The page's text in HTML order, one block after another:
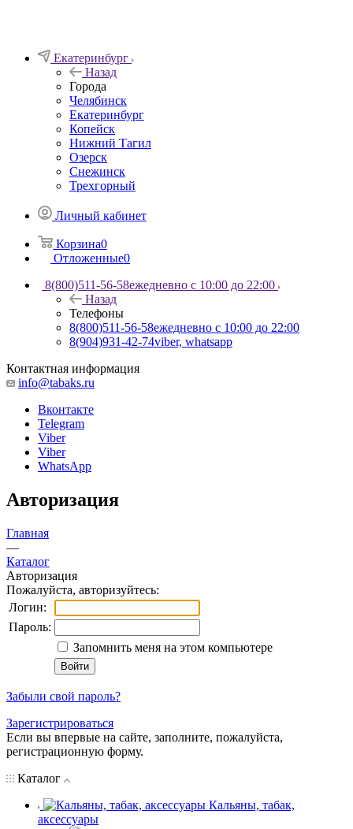
Екатеринбург
Назад
Города
Челябинск
Екатеринбург
Копейск
Нижний Тагил
Озерск
Снежинск
Трехгорный
Личный кабинет
Корзина0
Отложенные0
8(800)511-56-58ежедневно с 10:00 до 22:00
Назад
Телефоны
8(800)511-56-58ежедневно с 10:00 до 22:00
8(904)931-42-74viber, whatsapp
Контактная информация
info@tabaks.ru
Вконтакте
Telegram
Viber
Viber
WhatsApp
Авторизация
Главная
—
Каталог
Авторизация
Пожалуйста, авторизуйтесь:
Логин:
Пароль:
Запомнить меня на этом компьютере
Забыли свой пароль?
Зарегистрироваться
Если вы впервые на сайте, заполните, пожалуйста,
регистрационную форму.
Каталог
Кальяны, табак,
аксессуары